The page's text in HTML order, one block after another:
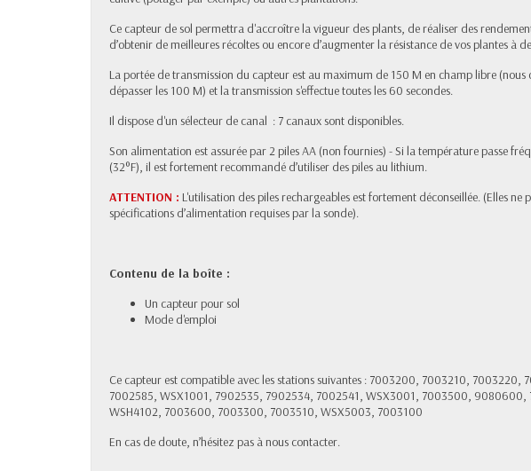
Ce capteur de sol permettra d'accroître la vigueur des plants, de réaliser des
d’obtenir de meilleures récoltes ou encore d’augmenter la résistance de vos plantes à
La portée de transmission du capteur est au maximum de 150 M en champ libre (nous
dépasser les 100 M) et la transmission s'effectue toutes les 60 secondes.
Il dispose d'un sélecteur de canal : 7 canaux sont disponibles.
Son alimentation est assurée par 2 piles AA (non fournies) - Si la température passe
(32°F), il est fortement recommandé d’utiliser des piles au lithium.
ATTENTION : L'utilisation des piles rechargeables est fortement déconseillée. (Elles ne
spécifications d’alimentation requises par la sonde).
Contenu de la boîte :
Un capteur pour sol
Mode d'emploi
Ce capteur est compatible avec les stations suivantes : 7003200, 7003210, 7003220,
7002585, WSX1001, 7902535, 7902534, 7002541, WSX3001, 7003500,
WSH4102, 7003600, 7003300, 7003510, WSX5003, 7003100
En cas de doute, n’hésitez pas à nous contacter.